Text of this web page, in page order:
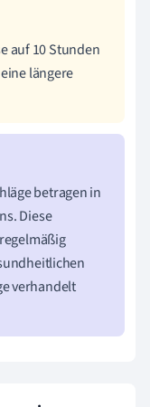
auf 10 Stunden
längere
betragen in
Diese
verhandelt